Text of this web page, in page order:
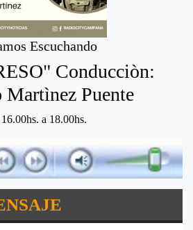
Escuchando
Conducciòn:
Martìnez Puente
a 18.00hs.